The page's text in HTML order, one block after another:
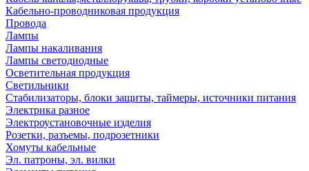
Кабельно-проводниковая продукция
Провода
Лампы
Лампы накаливания
Лампы светодиодные
Осветительная продукция
Светильники
Стабилизаторы, блоки защиты, таймеры, источники питания
Электрика разное
Электроустановочные изделия
Розетки, разъемы, подрозетники
Хомуты кабельные
Эл. патроны, эл. вилки